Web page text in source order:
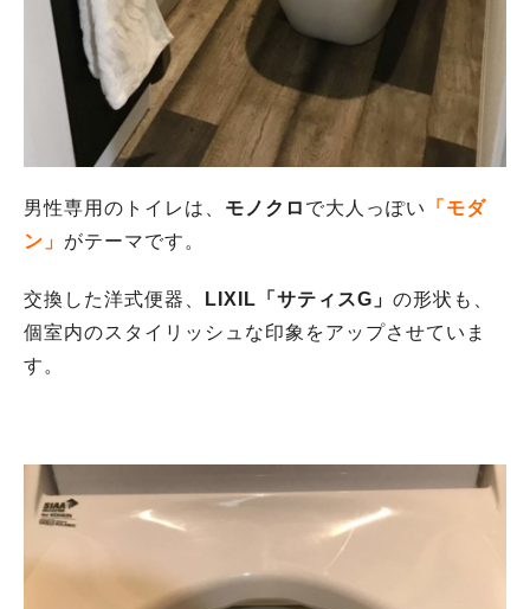
男性専用のトイレは、 モノクロ で大人っぽい
「モダ
ン」 がテーマです。
交換した洋式便器、 LIXIL「サティスG」 の形状も、
個室内のスタイリッシュな印象をアップさせていま
す。